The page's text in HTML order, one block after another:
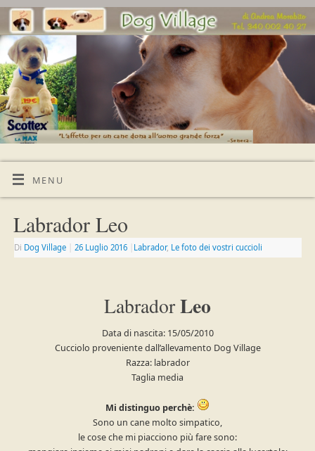
MENU
Labrador Leo
Di Dog Village 26 Luglio 2016 Labrador, Le foto dei vostri cuccioli
LabradorLeo
Data di nascita: 15/05/2010
Cucciolo proveniente dall’allevamento Dog Village
Razza: labrador
Taglia media
Mi distinguo perchè:
Sono un cane molto simpatico,
le cose che mi piacciono più fare sono: